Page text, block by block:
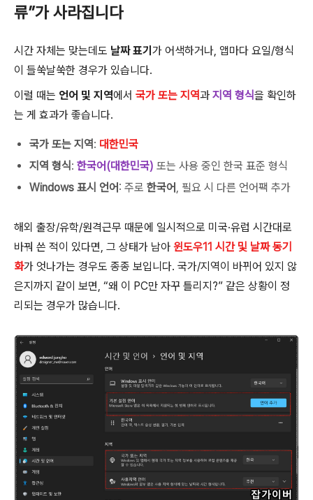
류”가 사라집니다
시간 자체는 맞는데도 날짜 표기 가 어색하거나, 앱마다 요일/형식
이 들쑥날쑥한 경우가 있습니다.
이럴 때는 언어 및 지역에서 국가 또는 지역과 지역 형식을 확인하
는 게 효과가 좋습니다.
국가 또는 지역: 대한민국
지역 형식 : 한국어(대한민국) 또는 사용 중인 한국 표준 형식
Windows 표시 언어 : 주로 한국어 , 필요 시 다른 언어팩 추가
해외 출장/유학/원격근무 때문에 일시적으로 미국·유럽 시간대로
바꿔 쓴 적이 있다면, 그 상태가 남아 윈도우11 시간 및 날짜 동기
화가 엇나가는 경우도 종종 보입니다. 국가/지역이 바뀌어 있지 않
은지까지 같이 보면, “왜 이 PC만 자꾸 틀리지?” 같은 상황이 정
리되는 경우가 많습니다.